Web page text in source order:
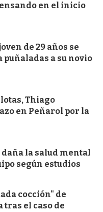
en el inicio
de 29 años se
a su novio
Thiago
en Peñarol por la
la salud mental
según estudios
cocción" de
el caso de